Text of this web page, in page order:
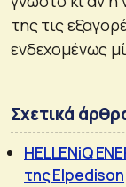
της τις
ενδεχομένως
Σχετικά
HELLENiQ
της Elpedison